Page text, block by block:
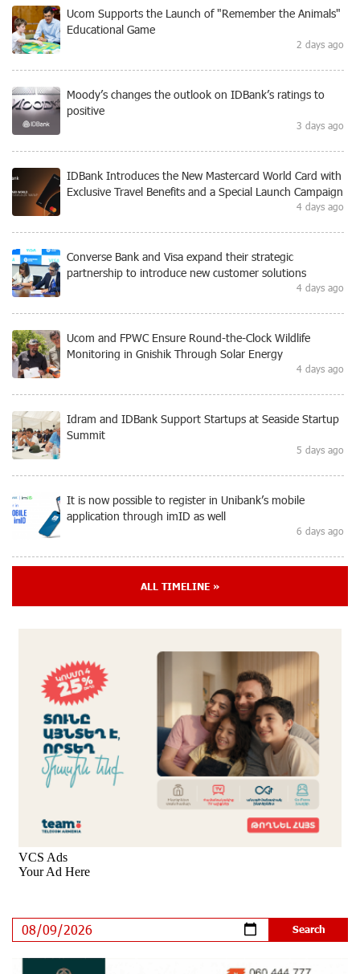
Ucom Supports the Launch of "Remember the Animals"
Educational Game
2 days ago
Moody’s changes the outlook on IDBank’s ratings to
positive
3 days ago
IDBank Introduces the New Mastercard World Card with
Exclusive Travel Benefits and a Special Launch Campaign
4 days ago
Converse Bank and Visa expand their strategic
partnership to introduce new customer solutions
4 days ago
Ucom and FPWC Ensure Round-the-Clock Wildlife
Monitoring in Gnishik Through Solar Energy
4 days ago
Idram and IDBank Support Startups at Seaside Startup
Summit
5 days ago
It is now possible to register in Unibank’s mobile
application through imID as well
6 days ago
“Free In-Game Bonuses”: IDBank Warns About
Moody's affirms Converse Bank's ratings and changes
outlook to positive from stable
8 days ago
New Achievements in Europe: "Armenian Virtuosos"
Scholarship Recipients Embark on Educational Trips to
Prestigious Music Academies
9 days ago
Rate.Trading Platform at Seaside Startup Summit:
IDBank Introduces an Innovative Solution
Khachaturian Rooftop Grand Opening Supported by
IDBank
ALL TIMELINE »